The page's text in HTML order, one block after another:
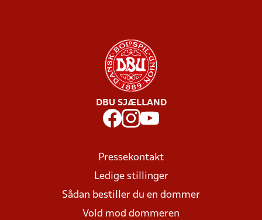
DBU SJÆLLAND
Pressekontakt
Ledige stillinger
Sådan bestiller du en dommer
Vold mod dommeren